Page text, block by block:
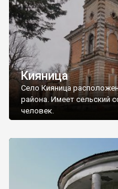
Кияница
Село Кияница
района. Имеет сельский
человек.